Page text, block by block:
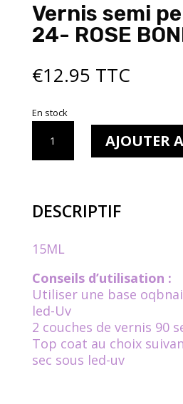
Vernis semi
24- ROSE
€12.95 TTC
En stock
Vernis
24-
BONBON
AJOUTER
DESCRIPTIF
15ML
Conseils d’utilisation :
Utiliser une base
led-Uv
2 couches de vernis 90
Top coat au choix
sec sous led-uv